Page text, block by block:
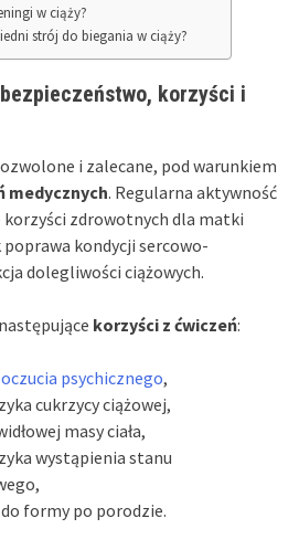
w ciąży?
strój do biegania w ciąży?
korzyści i
i zalecane, pod warunkiem
medycznych. Regularna aktywność
zdrowotnych dla matki
kondycji sercowo-
dolegliwości ciążowych.
korzyści z ćwiczeń:
psychicznego,
cukrzycy ciążowej,
masy ciała,
wystąpienia stanu
formy po porodzie.